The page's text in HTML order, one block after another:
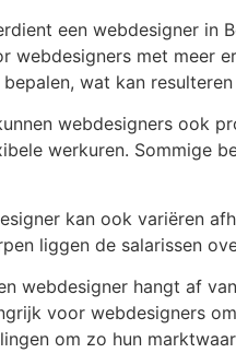
een webdesigner
webdesigners met meer
wat kan
webdesigners ook
werkuren. Sommige
kan ook variëren
liggen de salarissen
webdesigner hangt af
voor webdesigners
om zo hun